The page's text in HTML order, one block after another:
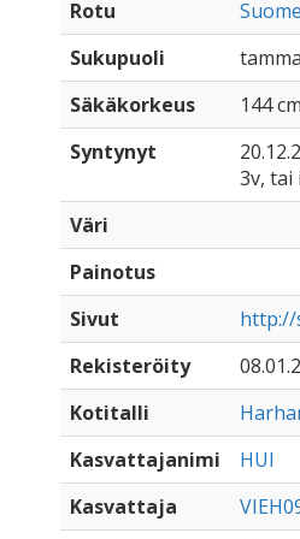
Rotu
Sukupuoli
tamma
Säkäkorkeus
144 cm
Syntynyt
3v,
Väri
Painotus
Sivut
http://
Rekisteröity
Kotitalli
Kasvattajanimi
HUI
Kasvattaja